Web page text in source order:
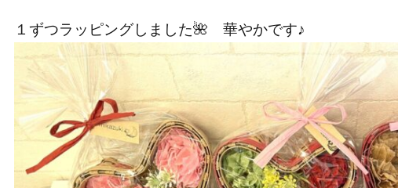
１ずつラッピングしました🌺 華やかです♪